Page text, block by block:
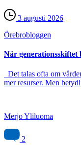
3 augusti 2026
Örebro­bloggen
När
Det talas ofta om
mer resurser. Men
Merjo Yliluoma
2